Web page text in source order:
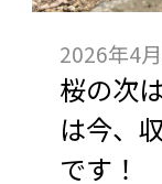
2026年4
桜の次
は今、
です！